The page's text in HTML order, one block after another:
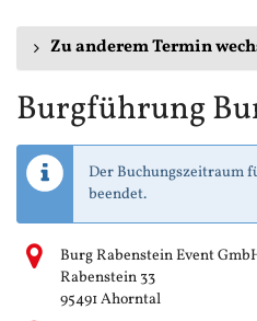
Zu anderem Termin
Burgführung
Der Buchungszeitraum
beendet.
Burg Rabenstein Event
Rabenstein 33
95491 Ahorntal